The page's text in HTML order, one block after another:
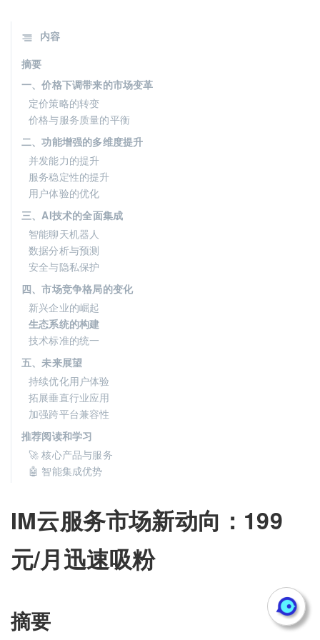
IM云服务市场新动向：199
元/月迅速吸粉
摘要
内容
摘要
一、价格下调带来的市场变革
定价策略的转变
价格与服务质量的平衡
二、功能增强的多维度提升
并发能力的提升
服务稳定性的提升
用户体验的优化
三、AI技术的全面集成
智能聊天机器人
数据分析与预测
安全与隐私保护
四、市场竞争格局的变化
新兴企业的崛起
生态系统的构建
技术标准的统一
五、未来展望
持续优化用户体验
拓展垂直行业应用
加强跨平台兼容性
推荐阅读和学习
🚀 核心产品与服务
🤖 智能集成优势